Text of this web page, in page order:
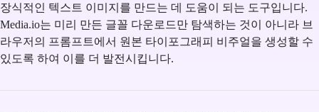
장식적인 텍스트 이미지를 만드는 데 도움이 되는 도구입니다.
Media.io는 미리 만든 글꼴 다운로드만 탐색하는 것이 아니라 브
라우저의 프롬프트에서 원본 타이포그래피 비주얼을 생성할 수
있도록 하여 이를 더 발전시킵니다.